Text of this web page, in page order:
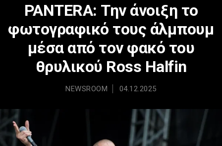
PANTERA: Την άνοιξη το
φωτογραφικό τους άλμπουμ
μέσα από τον φακό του
θρυλικού Ross Halfin
NEWSROOM 04.12.2025